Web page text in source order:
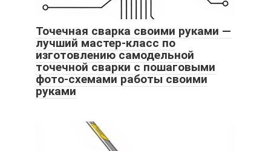
Точечная сварка своими руками —
лучший мастер-класс по
изготовлению самодельной
точечной сварки с пошаговыми
фото-схемами работы своими
руками